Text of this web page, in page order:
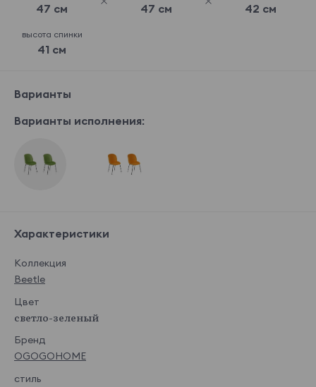
47 см 47 см 42 см
высота спинки
41 см
Варианты
Варианты исполнения:
Характеристики
Коллекция
Beetle
Цвет
светло-зеленый
Бренд
OGOGOHOME
стиль